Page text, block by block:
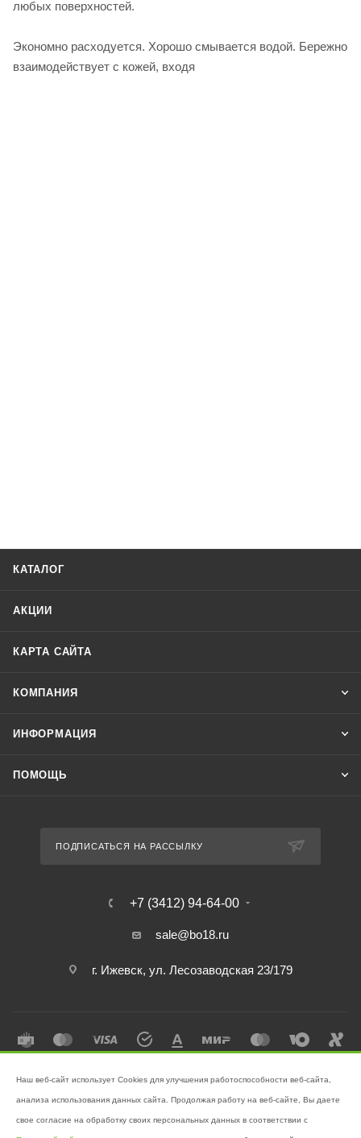
любых поверхностей.
Экономно расходуется. Хорошо смывается водой. Бережно
взаимодействует с кожей, входя
КАТАЛОГ
АКЦИИ
КАРТА САЙТА
КОМПАНИЯ
ИНФОРМАЦИЯ
ПОМОЩЬ
ПОДПИСАТЬСЯ НА РАССЫЛКУ
+7 (3412) 94-64-00
sale@bo18.ru
г. Ижевск, ул. Лесозаводская 23/179
поддержании чистоты!
Наш веб-сайт использует Cookies для улучшения работоспособности веб-сайта,
анализа использования данных сайта. Продолжая работу на веб-сайте, Вы даете
свое согласие на обработку своих персональных данных в соответствии с